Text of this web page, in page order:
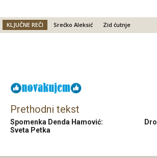
KLJUČNE REČI Srećko Aleksić Zid ćutnje
Prethodni tekst
Spomenka Denda Hamović:
Sveta Petka